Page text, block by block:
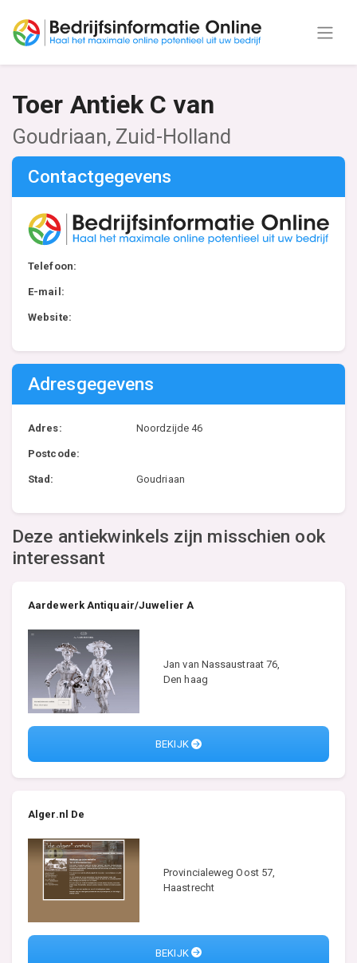
Toer Antiek C van
Goudriaan, Zuid-Holland
Contactgegevens
Telefoon:
E-mail:
Website:
Adresgegevens
Adres: Noordzijde 46
Postcode:
Stad: Goudriaan
Deze antiekwinkels zijn misschien ook
interessant
Aardewerk Antiquair/Juwelier A
Jan van Nassaustraat 76,
Den haag
BEKIJK
Alger.nl De
Provincialeweg Oost 57,
Haastrecht
BEKIJK